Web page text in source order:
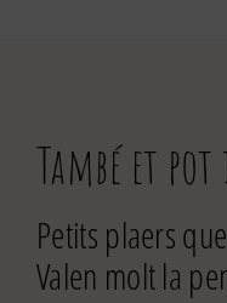
També et
Petits plaers
Valen molt la